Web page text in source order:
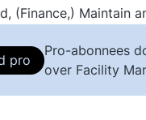
(Finance,) Maintain
pro
Pro-abonnees
over Facility